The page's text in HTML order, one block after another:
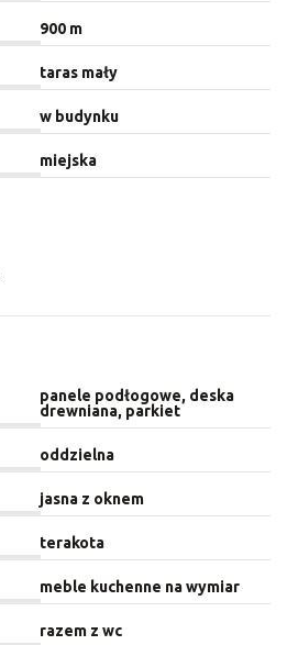
900 m
taras mały
w budynku
miejska
panele podłogowe, deska
drewniana, parkiet
oddzielna
jasna z oknem
terakota
meble kuchenne na wymiar
razem z wc